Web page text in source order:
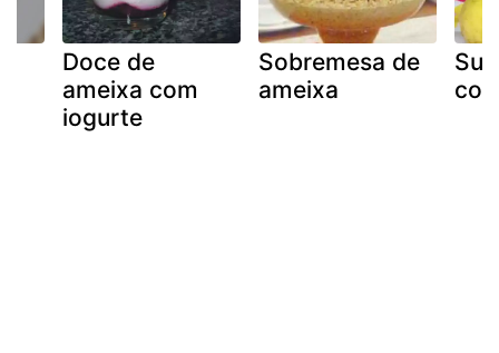
Doce de
ameixa com
iogurte
Sobremesa de
ameixa